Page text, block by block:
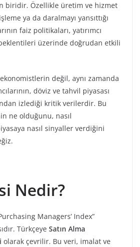
biridir. Özellikle üretim ve hizmet
ya da daralmayı yansıttığı
faiz politikaları, yatırımcı
üzerinde doğrudan etkili
değil, aynı zamanda
döviz ve tahvil piyasası
izlediği kritik verilerdir. Bu
ne olduğunu, nasıl
nasıl sinyaller verdiğini
Nedir?
Managers’ Index”
Türkçeye Satın Alma
olarak çevrilir. Bu veri, imalat ve